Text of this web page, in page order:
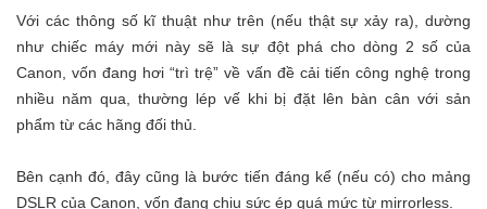
Với các thông số kĩ thuật như trên (nếu thật sự xảy ra), dường
như chiếc máy mới này sẽ là sự đột phá cho dòng 2 số của
Canon, vốn đang hơi “trì trệ” về vấn đề cải tiến công nghệ trong
nhiều năm qua, thường lép vế khi bị đặt lên bàn cân với sản
phẩm từ các hãng đối thủ.
Bên cạnh đó, đây cũng là bước tiến đáng kể (nếu có) cho mảng
DSLR của Canon, vốn đang chịu sức ép quá mức từ mirrorless.